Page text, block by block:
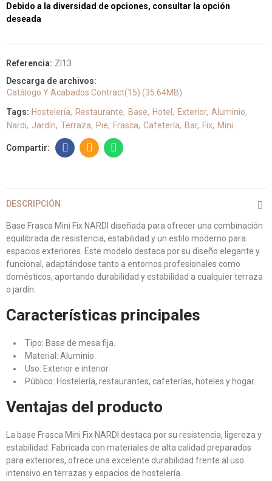
Debido a la diversidad de opciones, consultar la opción
deseada
Referencia: ZI13
Descarga de archivos:
Catálogo Y Acabados Contract(15) (35.64MB)
Tags: Hostelería Restaurante Base Hotel Exterior Aluminio
Nardi
Jardín Terraza Pie Frasca Cafetería Bar Fix Mini
DESCRIPCIÓN
Base Frasca Mini Fix NARDI diseñada para ofrecer una combinación
equilibrada de resistencia, estabilidad y un estilo moderno para
espacios exteriores. Este modelo destaca por su diseño elegante y
funcional, adaptándose tanto a entornos profesionales como
domésticos, aportando durabilidad y estabilidad a cualquier terraza
o jardín.
Características principales
Tipo: Base de mesa fija.
Material: Aluminio.
Uso: Exterior e interior.
Público: Hostelería, restaurantes, cafeterías, hoteles y hogar.
Ventajas del producto
La base Frasca Mini Fix NARDI destaca por su resistencia, ligereza y
estabilidad. Fabricada con materiales de alta calidad preparados
para exteriores, ofrece una excelente durabilidad frente al uso
intensivo en terrazas y espacios de hostelería.